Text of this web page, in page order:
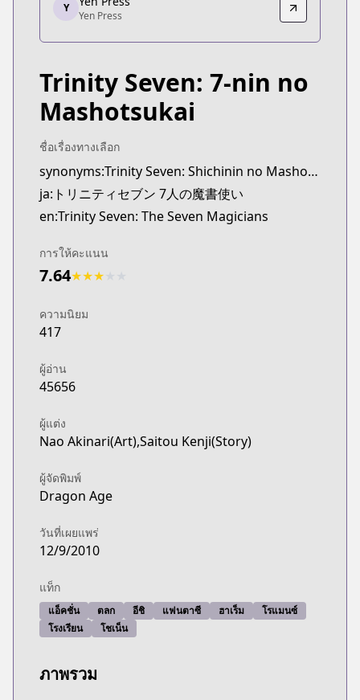
Yen Press
Yen Press
https://yenpress.com/series/trinity-seven
Y
Yen Press
Trinity Seven: 7-nin no
Mashotsukai
ชื่อเรื่องทางเลือก
synonyms:Trinity Seven: Shichinin no Mashotsukai,7-nin no Mahoutsukai
ja:トリニティセブン 7人の魔書使い
en:Trinity Seven: The Seven Magicians
การให้คะแนน
7.64★★★
ความนิยม
417
ผู้อ่าน
45656
ผู้แต่ง
Nao Akinari(Art),Saitou Kenji(Story)
ผู้จัดพิมพ์
Dragon Age
วันที่เผยแพร่
12/9/2010
แท็ก
แอ็คชั่น ตลก อีชิ แฟนตาซี ฮาเร็ม
โรแมนซ์
โรงเรียน
โชเน็น
ภาพรวม